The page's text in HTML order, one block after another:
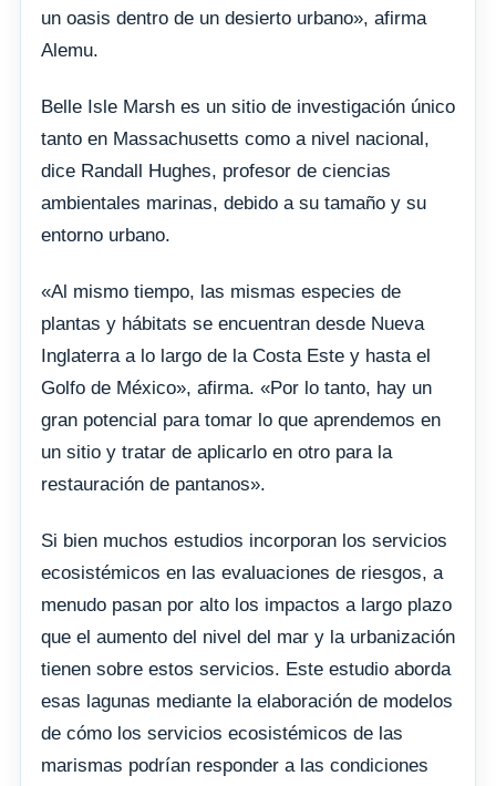
un oasis dentro de un desierto urbano», afirma
Alemu.
Belle Isle Marsh es un sitio de investigación único
tanto en Massachusetts como a nivel nacional,
dice Randall Hughes, profesor de ciencias
ambientales marinas, debido a su tamaño y su
entorno urbano.
«Al mismo tiempo, las mismas especies de
plantas y hábitats se encuentran desde Nueva
Inglaterra a lo largo de la Costa Este y hasta el
Golfo de México», afirma. «Por lo tanto, hay un
gran potencial para tomar lo que aprendemos en
un sitio y tratar de aplicarlo en otro para la
restauración de pantanos».
Si bien muchos estudios incorporan los servicios
ecosistémicos en las evaluaciones de riesgos, a
menudo pasan por alto los impactos a largo plazo
que el aumento del nivel del mar y la urbanización
tienen sobre estos servicios. Este estudio aborda
esas lagunas mediante la elaboración de modelos
de cómo los servicios ecosistémicos de las
marismas podrían responder a las condiciones